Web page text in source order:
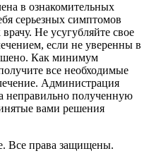
в ознакомительных
серьезных симптомов
Не усугубляйте свое
если не уверенны в
Как минимум
все необходимые
Администрация
неправильно полученную
вами решения
Все права защищены.